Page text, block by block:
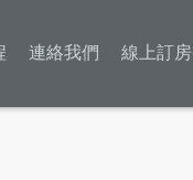
連絡我們 線上訂房